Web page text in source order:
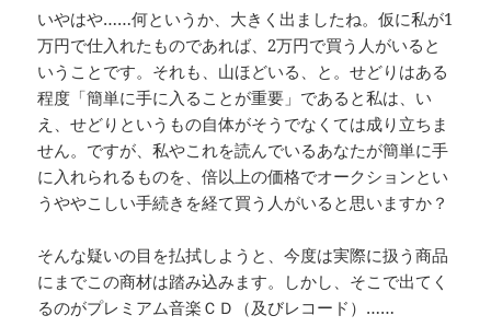
いやはや……何というか、大きく出ましたね。仮に私が1
万円で仕入れたものであれば、2万円で買う人がいると
いうことです。それも、山ほどいる、と。せどりはある
程度「簡単に手に入ることが重要」であると私は、い
え、せどりというもの自体がそうでなくては成り立ちま
せん。ですが、私やこれを読んでいるあなたが簡単に手
に入れられるものを、倍以上の価格でオークションとい
うややこしい手続きを経て買う人がいると思いますか？
そんな疑いの目を払拭しようと、今度は実際に扱う商品
にまでこの商材は踏み込みます。しかし、そこで出てく
るのがプレミアム音楽ＣＤ（及びレコード）……